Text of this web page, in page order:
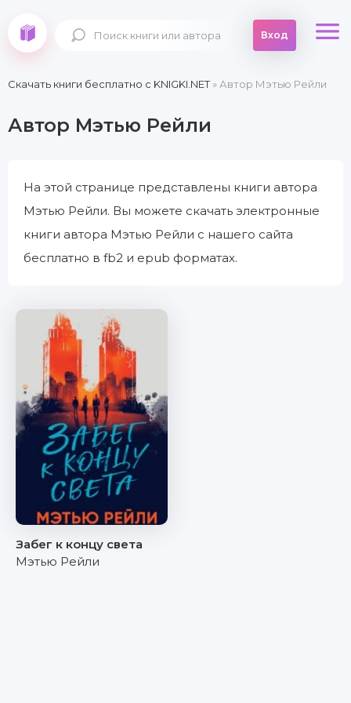
Вход
Скачать книги бесплатно c KNIGKI.NET» Автор Мэтью Рейли
Автор Мэтью Рейли
На этой странице представлены книги автора
Мэтью Рейли. Вы можете скачать электронные
книги автора Мэтью Рейли с нашего сайта
бесплатно в fb2 и epub форматах.
Забег к концу света
Мэтью Рейли